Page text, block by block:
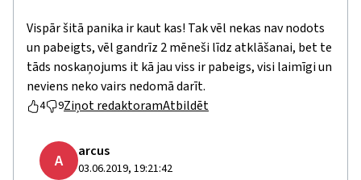
Vispār šitā panika ir kaut kas! Tak vēl nekas nav nodots
un pabeigts, vēl gandrīz 2 mēneši līdz atklāšanai, bet te
tāds noskaņojums it kā jau viss ir pabeigs, visi laimīgi un
neviens neko vairs nedomā darīt.
4 9Ziņot redaktoramAtbildēt
A arcus
03.06.2019, 19:21:42